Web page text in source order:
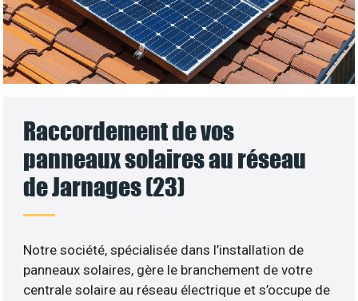
Raccordement de vos
panneaux solaires au réseau
de Jarnages (23)
Notre société, spécialisée dans l’installation de
panneaux solaires, gère le branchement de votre
centrale solaire au réseau électrique et s’occupe de